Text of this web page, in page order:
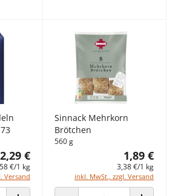
2,29 €
€/1 kg
Versand
Sinnack Mehrkorn
Brötchen
560 g
1,89 €
3,38 €/1 kg
inkl. MwSt., zzgl. Versand